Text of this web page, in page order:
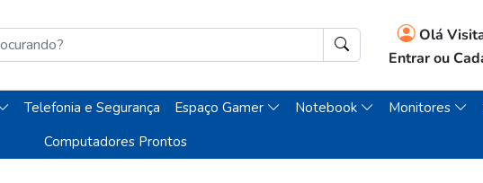
Olá
Entrar ou
Telefonia e Segurança Espaço Gamer Notebook Monitores
Computadores Prontos